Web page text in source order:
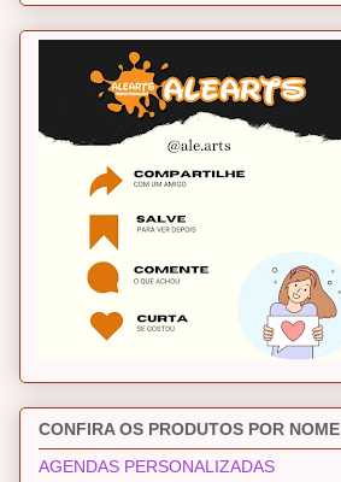
CONFIRA OS PRODUTOS POR NOME
AGENDAS PERSONALIZADAS